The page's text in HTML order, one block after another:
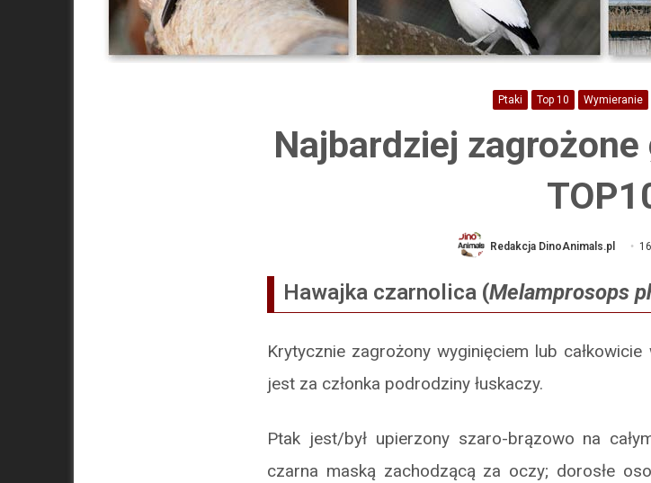
Ptaki Top 10 Wymieranie
Najbardziej
Redakcja DinoAnimals.pl
Hawajka czarnolica (Melamprosops
Krytycznie zagrożony wyginięciem lub
jest za członka podrodziny łuskaczy.
Ptak jest/był upierzony szaro-brązowo na
czarna maską zachodzącą za oczy; dorosłe